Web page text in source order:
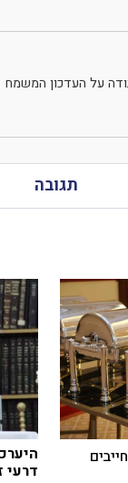
על העדכון המשמח
תגובה
דרעי